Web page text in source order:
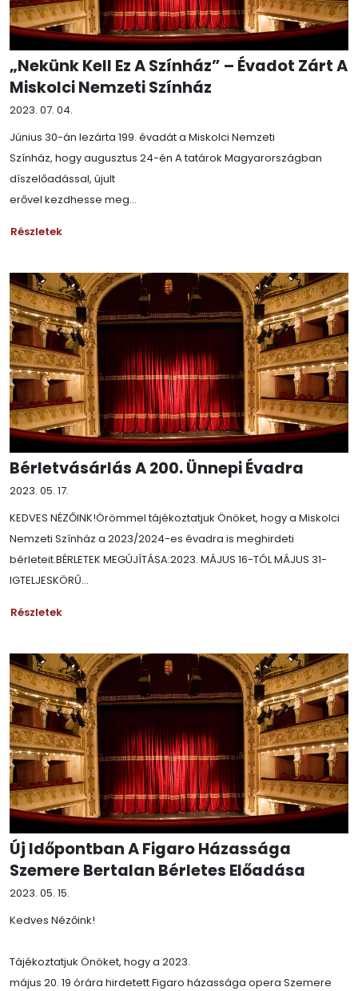
„Nekünk Kell Ez A Színház” – Évadot Zárt A
Miskolci Nemzeti Színház
2023. 07. 04.
Június 30-án lezárta 199. évadát a Miskolci Nemzeti
Színház, hogy augusztus 24-én A tatárok Magyarországban
díszelőadással, újult
erővel kezdhesse meg...
Részletek
Bérletvásárlás A 200. Ünnepi Évadra
2023. 05. 17.
KEDVES NÉZŐINK!Örömmel tájékoztatjuk Önöket, hogy a Miskolci
Nemzeti Színház a 2023/2024-es évadra is meghirdeti
bérleteit.BÉRLETEK MEGÚJÍTÁSA:2023. MÁJUS 16-TÓL MÁJUS 31-
IGTELJESKÖRŰ...
Részletek
Új Időpontban A Figaro Házassága
Szemere Bertalan Bérletes Előadása
2023. 05. 15.
Kedves Nézőink!
Tájékoztatjuk Önöket, hogy a 2023.
május 20. 19 órára hirdetett Figaro házassága opera Szemere